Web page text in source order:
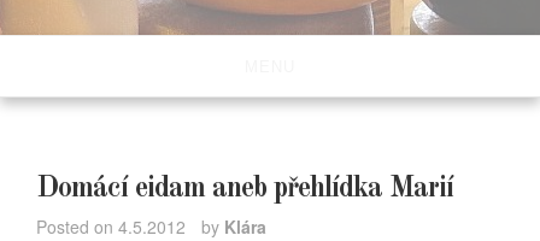
Domácí eidam aneb přehlídka Marií
Posted on 4.5.2012 by Klára